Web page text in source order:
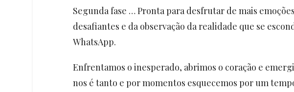
Segunda fase … Pronta para desfrutar de mais
desafiantes e da observação da realidade que se
WhatsApp.
Enfrentamos o inesperado, abrimos o coração e
nos é tanto e por momentos esquecemos por um